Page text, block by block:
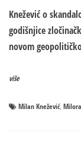
Knežević o
godišnjice
novom
više
Milan Knežević,